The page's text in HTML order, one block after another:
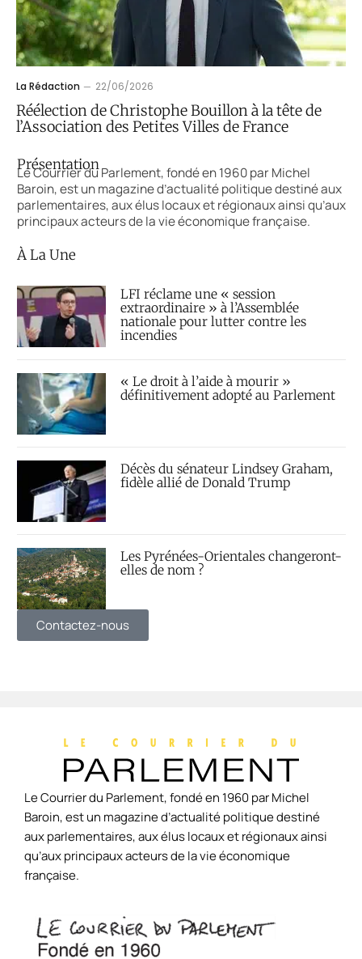
La Rédaction 22/06/2026
Réélection de Christophe Bouillon à la tête de
l’Association des Petites Villes de France
Présentation
Le Courrier du Parlement, fondé en 1960 par Michel
Baroin, est un magazine d’actualité politique destiné aux
parlementaires, aux élus locaux et régionaux ainsi qu’aux
principaux acteurs de la vie économique française.
À La Une
LFI réclame une « session
extraordinaire » à l’Assemblée
nationale pour lutter contre les
incendies
« Le droit à l’aide à mourir »
définitivement adopté au Parlement
Décès du sénateur Lindsey Graham,
fidèle allié de Donald Trump
Les Pyrénées-Orientales changeront-
elles de nom ?
Contactez-nous
Le Courrier du Parlement, fondé en 1960 par Michel
Baroin, est un magazine d’actualité politique destiné
aux parlementaires, aux élus locaux et régionaux ainsi
qu’aux principaux acteurs de la vie économique
française.